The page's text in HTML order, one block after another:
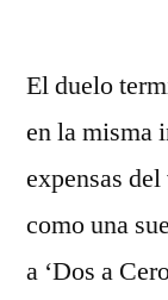
El duelo
en la misma
expensas
como una
a ‘Dos a